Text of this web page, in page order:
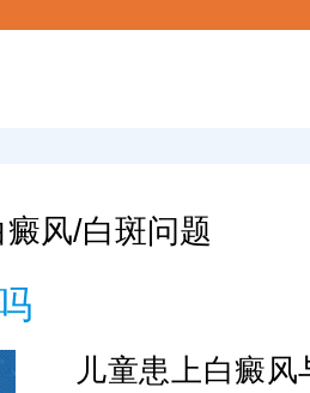
风/白斑问题
儿童患上白癜